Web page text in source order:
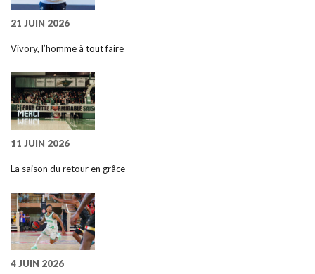
21 JUIN 2026
Vivory, l’homme à tout faire
11 JUIN 2026
La saison du retour en grâce
4 JUIN 2026